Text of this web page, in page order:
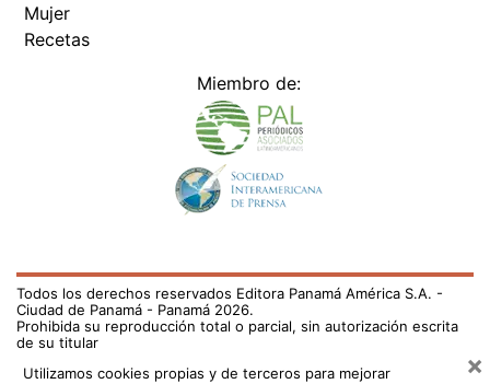
Mujer
Recetas
Miembro de:
Todos los derechos reservados Editora Panamá América S.A. -
Ciudad de Panamá - Panamá 2026.
Prohibida su reproducción total o parcial, sin autorización escrita
de su titular
Utilizamos cookies propias y de terceros para mejorar
×